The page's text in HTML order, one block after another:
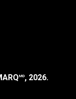
MD, 2026.